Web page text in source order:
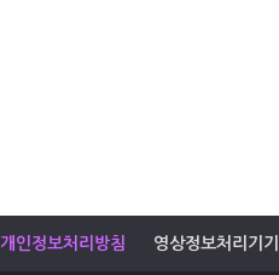
개인정보처리방침 영상정보처리기